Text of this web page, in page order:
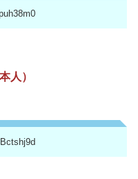
人）